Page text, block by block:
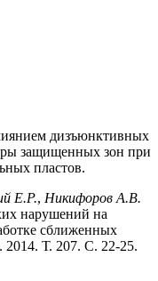
дизъюнктивных
защищенных зон при
пластов.
Е.Р., Никифоров А.В.
нарушений на
сближенных
2014. Т. 207. С. 22-25.